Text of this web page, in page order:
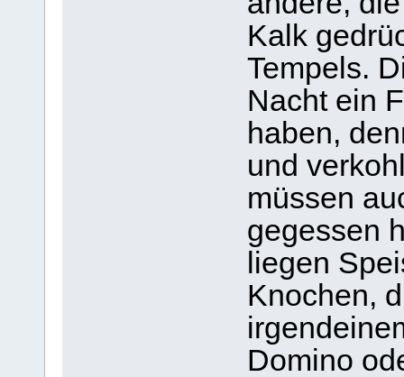
Kalk
Tempels.
Nacht ein
haben,
und
müssen
gegessen
liegen
Knochen,
Domino